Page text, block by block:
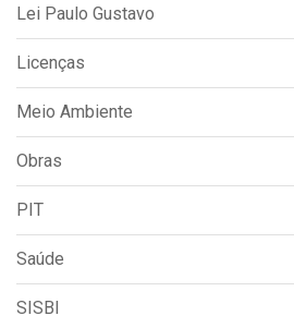
Lei Paulo Gustavo
Licenças
Meio Ambiente
Obras
PIT
Saúde
SISBI